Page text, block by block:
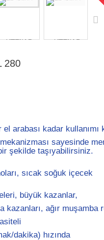
280
arabası kadar kullanımı
sayesinde
şekilde taşıyabilirsiniz.
sıcak soğuk içecek
büyük kazanlar,
kazanları, ağır muşamba
dakika) hızında